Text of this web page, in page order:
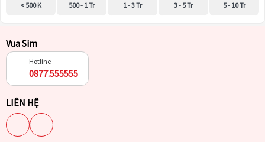
< 500 K 500 - 1 Tr 1 - 3 Tr 3 - 5 Tr 5 - 10 Tr
Vua Sim
Hotline
0877.555555
LIÊN HỆ